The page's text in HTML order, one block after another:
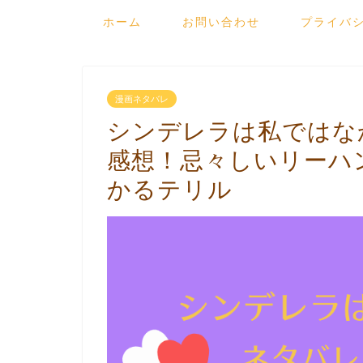
ホーム お問い合わせ プライバ
漫画ネタバレ
シンデレラは私では
感想！忌々しいリー
かるテリル